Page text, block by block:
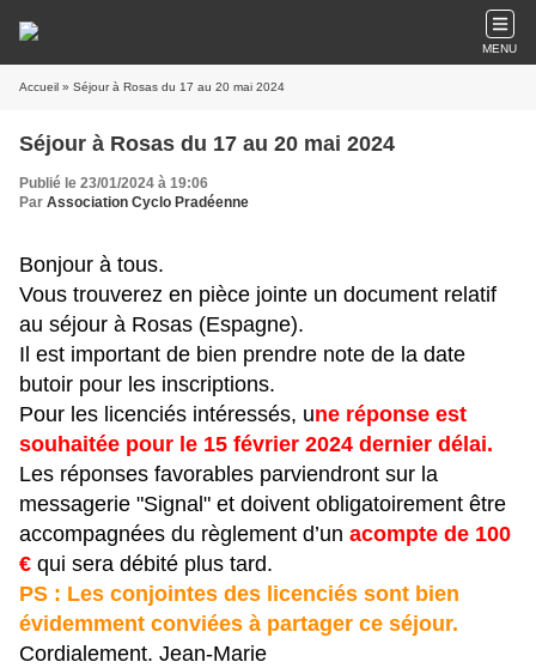
MENU
Accueil » Séjour à Rosas du 17 au 20 mai 2024
Séjour à Rosas du 17 au 20 mai 2024
Publié le 23/01/2024 à 19:06
Par Association Cyclo Pradéenne
Bonjour à tous.
Vous trouverez en pièce jointe un document relatif
au séjour à Rosas (Espagne).
Il est important de bien prendre note de la date
butoir pour les inscriptions.
Pour les licenciés intéressés, une réponse est
souhaitée pour le 15 février 2024 dernier délai.
Les réponses favorables parviendront sur la
messagerie "Signal" et doivent obligatoirement être
accompagnées du règlement d’un acompte de 100
€ qui sera débité plus tard.
PS : Les conjointes des licenciés sont bien
évidemment conviées à partager ce séjour.
Cordialement. Jean-Marie